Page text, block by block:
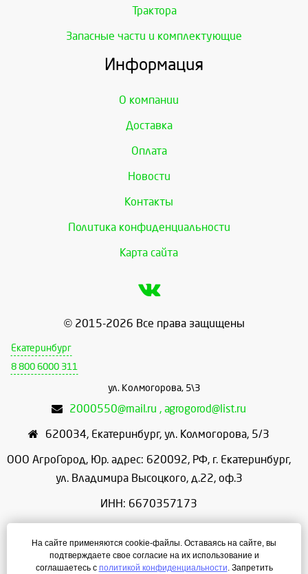
Трактора
Запасные части и комплектующие
Информация
О компании
Доставка
Оплата
Новости
Контакты
Политика конфиденциальности
Карта сайта
© 2015-2026 Все права защищены
Екатеринбург
8 800 6000 311
ул. Колмогорова, 5\3
2000550@mail.ru , agrogorod@list.ru
620034, Екатеринбург, ул. Колмогорова, 5/3
ООО АгроГород, Юр. адрес: 620092, РФ, г. Екатеринбург,
ул. Владимира Высоцкого, д.22, оф.3
ИНН: 6670357173
ОГРН: 1156658086166
На сайте применяются cookie-файлы. Оставаясь на сайте, вы
подтверждаете свое согласие на их использование и
соглашаетесь с политикой конфиденциальности. Запретить